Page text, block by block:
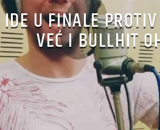
U FINALE
VEĆ I BULLHIT